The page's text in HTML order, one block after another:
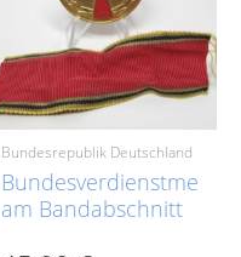
Bundesrepublik Deutschland
am Bandabschnitt